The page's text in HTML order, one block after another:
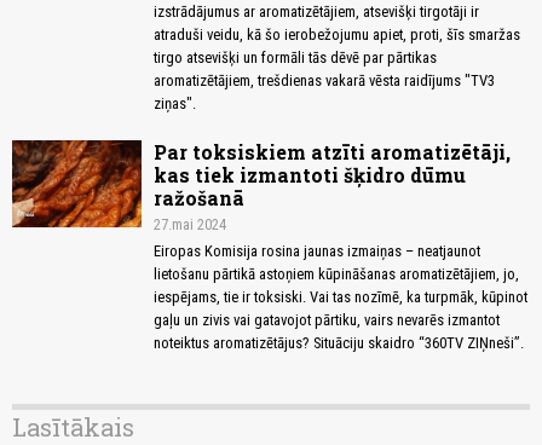
izstrādājumus ar aromatizētājiem, atsevišķi tirgotāji ir
atraduši veidu, kā šo ierobežojumu apiet, proti, šīs smaržas
tirgo atsevišķi un formāli tās dēvē par pārtikas
aromatizētājiem, trešdienas vakarā vēsta raidījums "TV3
ziņas".
Par toksiskiem atzīti aromatizētāji,
kas tiek izmantoti šķidro dūmu
ražošanā
27.mai 2024
Eiropas Komisija rosina jaunas izmaiņas – neatjaunot
lietošanu pārtikā astoņiem kūpināšanas aromatizētājiem, jo,
iespējams, tie ir toksiski. Vai tas nozīmē, ka turpmāk, kūpinot
gaļu un zivis vai gatavojot pārtiku, vairs nevarēs izmantot
noteiktus aromatizētājus? Situāciju skaidro “360TV ZIŅneši”.
Lasītākais